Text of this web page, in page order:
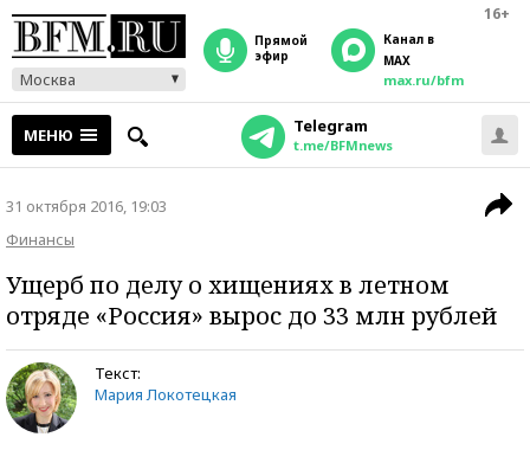
16+
Москва
прямой
эфир
Канал в
MAX
max.ru/bfm
МЕНЮ Telegram
t.me/BFMnews
31 октября 2016, 19:03
Финансы
Ущерб по делу о хищениях в летном
отряде «Россия» вырос до 33 млн рублей
Текст:
Мария Локотецкая